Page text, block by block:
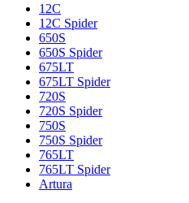
12C
12C Spider
650S
650S Spider
675LT
675LT Spider
720S
720S Spider
750S
750S Spider
765LT
765LT Spider
Artura